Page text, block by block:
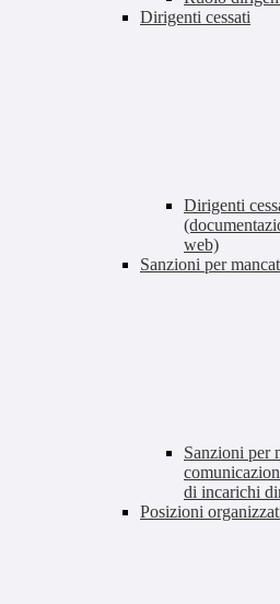
Dirigenti cessati
Dirigenti
web)
Sanzioni per
Sanzioni per
di incarichi
Posizioni